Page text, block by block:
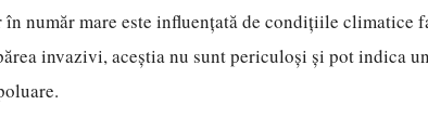
număr mare este influențată de condițiile climatice
invazivi, aceștia nu sunt periculoși și pot indica